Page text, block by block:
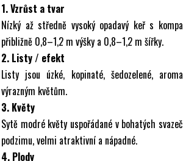
1. Vzrůst a tvar
Nízký až středně vysoký opadavý keř s
přibližně 0,8–1,2 m výšky a 0,8–1,2 m šířky.
2. Listy / efekt
Listy jsou úzké, kopinaté, šedozelené,
výrazným květům.
3. Květy
Sytě modré květy uspořádané v bohatých
podzimu, velmi atraktivní a nápadné.
4. Plody